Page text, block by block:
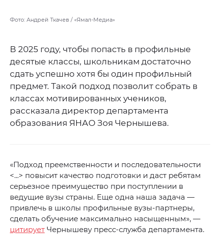
Фото: Андрей Ткачев / «Ямал-Медиа»
В 2025 году, чтобы попасть в профильные
десятые классы, школьникам достаточно
сдать успешно хотя бы один профильный
предмет. Такой подход позволит собрать в
классах мотивированных учеников,
рассказала директор департамента
образования ЯНАО Зоя Чернышева.
«Подход преемственности и последовательности
<...> повысит качество подготовки и даст ребятам
серьезное преимущество при поступлении в
ведущие вузы страны. Еще одна наша задача —
привлечь в школы профильные вузы-партнеры,
сделать обучение максимально насыщенным», —
цитирует Чернышеву пресс-служба департамента.